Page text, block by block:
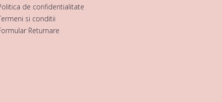
de confidentialitate
si conditii
Returnare